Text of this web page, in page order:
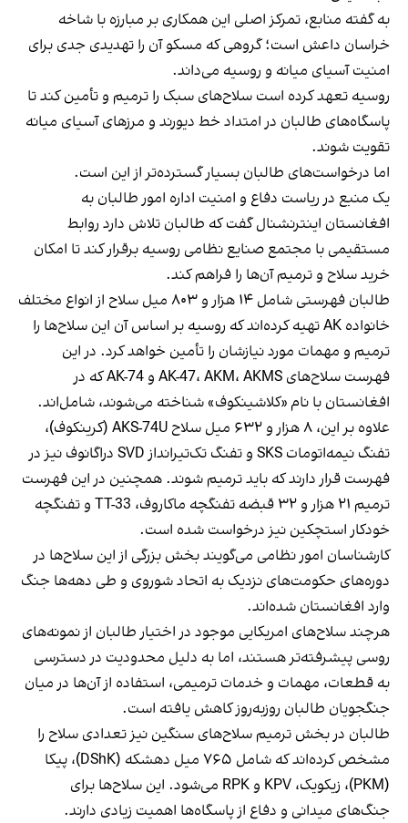
به گفته منابع، تمرکز اصلی این همکاری بر مبارزه با شاخه
خراسان داعش است؛ گروهی که مسکو آن را تهدیدی جدی برای
امنیت آسیای میانه و روسیه می‌داند.
روسیه تعهد کرده است سلاح‌های سبک را ترمیم و تأمین کند تا
پاسگاه‌های طالبان در امتداد خط دیورند و مرزهای آسیای میانه
تقویت شوند.
اما درخواست‌های طالبان بسیار گسترده‌تر از این است.
یک منبع در ریاست دفاع و امنیت اداره امور طالبان به
افغانستان اینترنشنال گفت که طالبان تلاش دارد روابط
مستقیمی با مجتمع صنایع نظامی روسیه برقرار کند تا امکان
خرید سلاح و ترمیم آن‌ها را فراهم کند.
طالبان فهرستی شامل ۱۴ هزار و ۸۰۳ میل سلاح از انواع مختلف
خانواده AK تهیه کرده‌اند که روسیه بر اساس آن این سلاح‌ها را
ترمیم و مهمات مورد نیازشان را تأمین خواهد کرد. در این
فهرست سلاح‌های AK-47، AKM، AKMS و AK-74 که در
افغانستان با نام «کلاشینکوف» شناخته می‌شوند، شامل‌اند.
علاوه بر این، ۸ هزار و ۶۳۲ میل سلاح AKS-74U (کرینکوف)،
تفنگ نیمه‌اتومات SKS و تفنگ تک‌تیرانداز SVD دراگانوف نیز در
فهرست قرار دارند که باید ترمیم شوند. همچنین در این فهرست
ترمیم ۲۱ هزار و ۳۲ قبضه تفنگچه ماکاروف، TT-33 و تفنگچه
خودکار استچکین نیز درخواست شده است.
کارشناسان امور نظامی می‌گویند بخش بزرگی از این سلاح‌ها در
دوره‌های حکومت‌های نزدیک به اتحاد شوروی و طی دهه‌ها جنگ
وارد افغانستان شده‌اند.
هرچند سلاح‌های امریکایی موجود در اختیار طالبان از نمونه‌های
روسی پیشرفته‌تر هستند، اما به دلیل محدودیت در دسترسی
به قطعات، مهمات و خدمات ترمیمی، استفاده از آن‌ها در میان
جنگجویان طالبان روزبه‌روز کاهش یافته است.
طالبان در بخش ترمیم سلاح‌های سنگین نیز تعدادی سلاح را
مشخص کرده‌اند که شامل ۷۶۵ میل دهشکه (DShK)، پیکا
(PKM)، زیکویک، KPV و RPK می‌شود. این سلاح‌ها برای
جنگ‌های میدانی و دفاع از پاسگاه‌ها اهمیت زیادی دارند.